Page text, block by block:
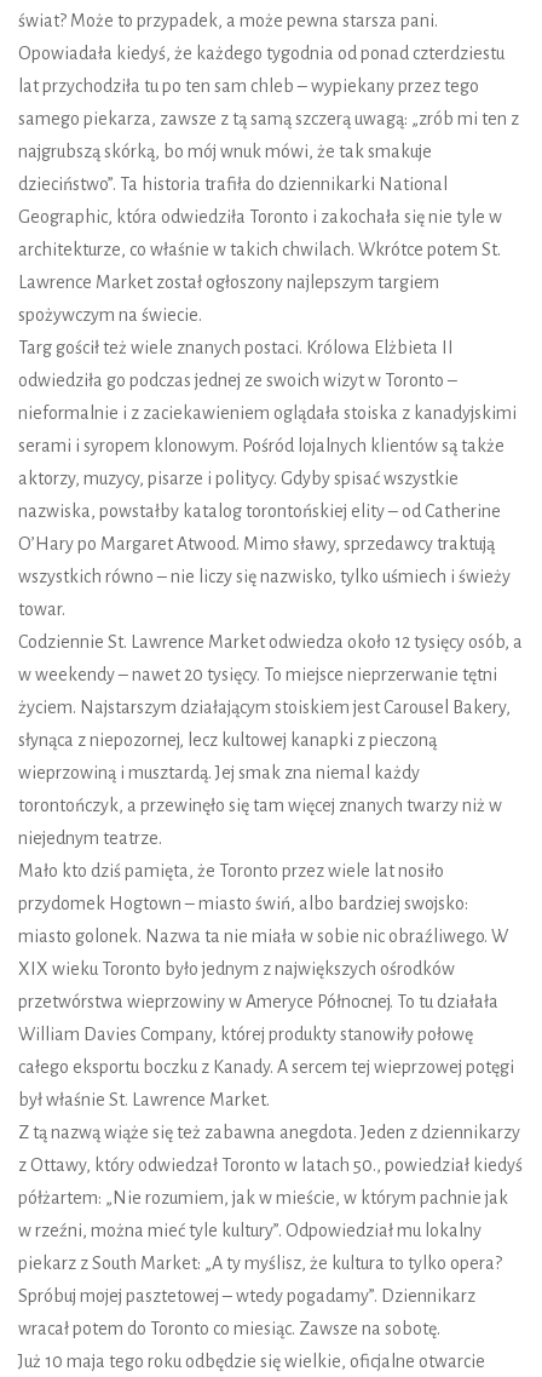
świat? Może to przypadek, a może pewna starsza pani.
Opowiadała kiedyś, że każdego tygodnia od ponad czterdziestu
lat przychodziła tu po ten sam chleb – wypiekany przez tego
samego piekarza, zawsze z tą samą szczerą uwagą: „zrób mi ten z
najgrubszą skórką, bo mój wnuk mówi, że tak smakuje
dzieciństwo”. Ta historia trafiła do dziennikarki National
Geographic, która odwiedziła Toronto i zakochała się nie tyle w
architekturze, co właśnie w takich chwilach. Wkrótce potem St.
Lawrence Market został ogłoszony najlepszym targiem
spożywczym na świecie.
Targ gościł też wiele znanych postaci. Królowa Elżbieta II
odwiedziła go podczas jednej ze swoich wizyt w Toronto –
nieformalnie i z zaciekawieniem oglądała stoiska z kanadyjskimi
serami i syropem klonowym. Pośród lojalnych klientów są także
aktorzy, muzycy, pisarze i politycy. Gdyby spisać wszystkie
nazwiska, powstałby katalog torontońskiej elity – od Catherine
O’Hary po Margaret Atwood. Mimo sławy, sprzedawcy traktują
wszystkich równo – nie liczy się nazwisko, tylko uśmiech i świeży
towar.
Codziennie St. Lawrence Market odwiedza około 12 tysięcy osób, a
w weekendy – nawet 20 tysięcy. To miejsce nieprzerwanie tętni
życiem. Najstarszym działającym stoiskiem jest Carousel Bakery,
słynąca z niepozornej, lecz kultowej kanapki z pieczoną
wieprzowiną i musztardą. Jej smak zna niemal każdy
torontończyk, a przewinęło się tam więcej znanych twarzy niż w
niejednym teatrze.
Mało kto dziś pamięta, że Toronto przez wiele lat nosiło
przydomek Hogtown – miasto świń, albo bardziej swojsko:
miasto golonek. Nazwa ta nie miała w sobie nic obraźliwego. W
XIX wieku Toronto było jednym z największych ośrodków
przetwórstwa wieprzowiny w Ameryce Północnej. To tu działała
William Davies Company, której produkty stanowiły połowę
całego eksportu boczku z Kanady. A sercem tej wieprzowej potęgi
był właśnie St. Lawrence Market.
Z tą nazwą wiąże się też zabawna anegdota. Jeden z dziennikarzy
z Ottawy, który odwiedzał Toronto w latach 50., powiedział kiedyś
półżartem: „Nie rozumiem, jak w mieście, w którym pachnie jak
w rzeźni, można mieć tyle kultury”. Odpowiedział mu lokalny
piekarz z South Market: „A ty myślisz, że kultura to tylko opera?
Spróbuj mojej pasztetowej – wtedy pogadamy”. Dziennikarz
wracał potem do Toronto co miesiąc. Zawsze na sobotę.
Już 10 maja tego roku odbędzie się wielkie, oficjalne otwarcie